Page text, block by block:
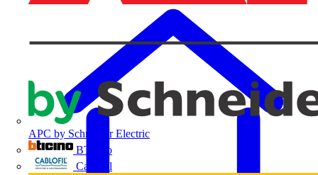
APC by Schneider Electric
BTicino
Cablofil